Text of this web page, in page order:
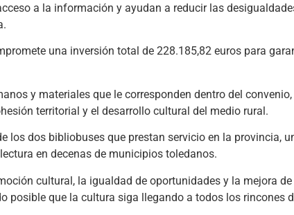
a la información y ayudan a reducir las
una inversión total de 228.185,82 euros para
y materiales que le corresponden dentro del
territorial y el desarrollo cultural del medio rural.
los dos bibliobuses que prestan servicio en la provincia,
en decenas de municipios toledanos.
cultural, la igualdad de oportunidades y la mejora
posible que la cultura siga llegando a todos los rincones